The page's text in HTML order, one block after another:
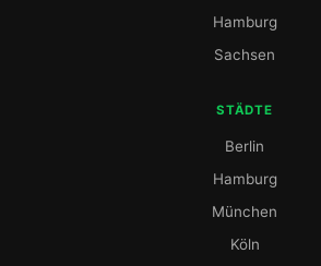
Hamburg
Sachsen
STÄDTE
Berlin
Hamburg
München
Köln